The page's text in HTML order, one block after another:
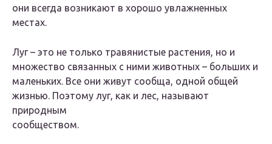
они всегда возникают в хорошо увлажненных
местах.
Луг – это не только травянистые растения, но и
множество связанных с ними животных – больших и
маленьких. Все они живут сообща, одной общей
жизнью. Поэтому луг, как и лес, называют
природным
сообществом.